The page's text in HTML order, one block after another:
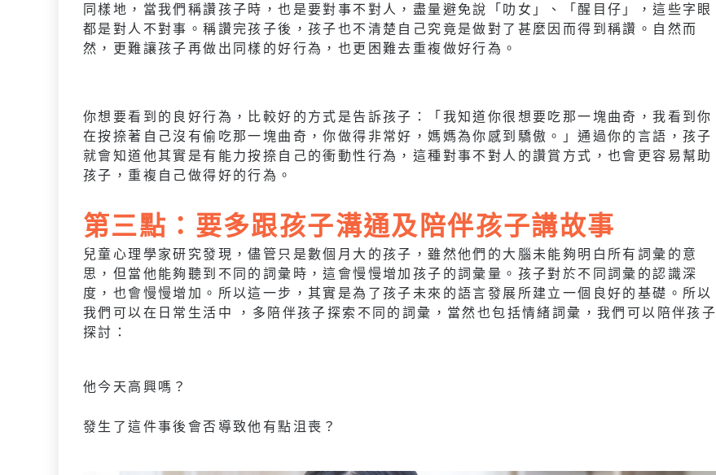
同樣地，當我們稱讚孩子時，也是要對事不對人，盡量避免說「叻女」、「醒目仔」，這些字眼
都是對人不對事。稱讚完孩子後，孩子也不清楚自己究竟是做對了甚麼因而得到稱讚。自然而
然，更難讓孩子再做出同樣的好行為，也更困難去重複做好行為。
你想要看到的良好行為，比較好的方式是告訴孩子：「我知道你很想要吃那一塊曲奇，我看到你
在按捺著自己沒有偷吃那一塊曲奇，你做得非常好，媽媽為你感到驕傲。」通過你的言語，孩子
就會知道他其實是有能力按捺自己的衝動性行為，這種對事不對人的讚賞方式，也會更容易幫助
孩子，重複自己做得好的行為。
第三點：要多跟孩子溝通及陪伴孩子講故事
兒童心理學家研究發現，儘管只是數個月大的孩子，雖然他們的大腦未能夠明白所有詞彙的意
思，但當他能夠聽到不同的詞彙時，這會慢慢增加孩子的詞彙量。孩子對於不同詞彙的認識深
度，也會慢慢增加。所以這一步，其實是為了孩子未來的語言發展所建立一個良好的基礎。所以
我們可以在日常生活中 ，多陪伴孩子探索不同的詞彙，當然也包括情緒詞彙，我們可以陪伴孩子
探討：
他今天高興嗎？
發生了這件事後會否導致他有點沮喪？